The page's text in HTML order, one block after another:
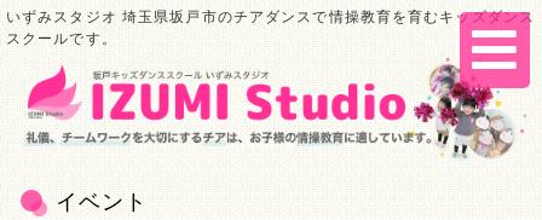
いずみスタジオ 埼玉県坂戸市のチアダンスで情操教育を育むキッズダンス
スクールです。
イベント